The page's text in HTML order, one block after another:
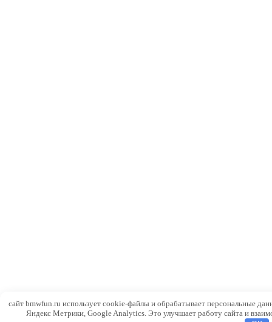
сайт bmwfun.ru использует cookie-файлы и обрабатывает персональные
Яндекс Метрики, Google Analytics. Это улучшает работу сайта и